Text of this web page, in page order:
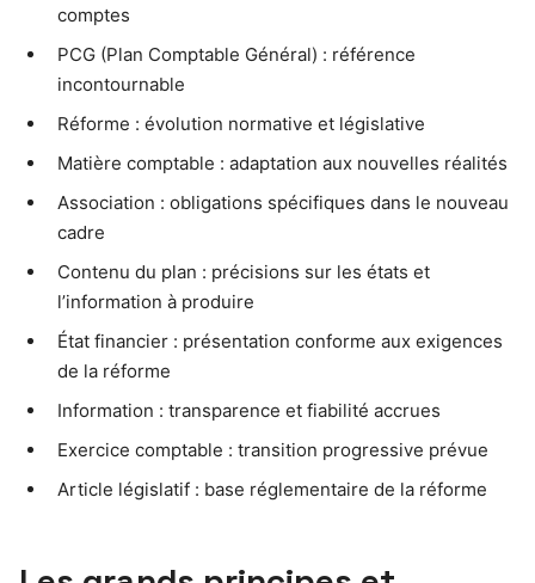
comptes
PCG (Plan Comptable Général) : référence
incontournable
Réforme : évolution normative et législative
Matière comptable : adaptation aux nouvelles réalités
Association : obligations spécifiques dans le nouveau
cadre
Contenu du plan : précisions sur les états et
l’information à produire
État financier : présentation conforme aux exigences
de la réforme
Information : transparence et fiabilité accrues
Exercice comptable : transition progressive prévue
Article législatif : base réglementaire de la réforme